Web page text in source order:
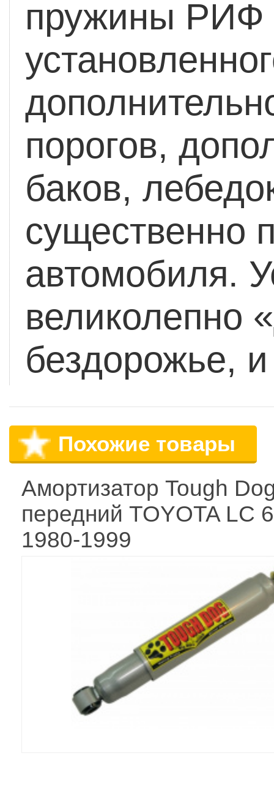
пружины РИФ
порогов,
баков,
существенно
автомобиля.
великолепно
бездорожье, и
Похожие товары
Амортизатор Tough
передний TOYOTA LC
1980-1999